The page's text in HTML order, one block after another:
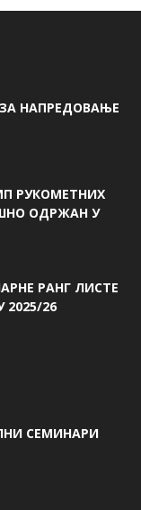
НАПРЕДОВАЊЕ
РУКОМЕТНИХ
ОДРЖАН У
РАНГ ЛИСТЕ
26
СЕМИНАРИ